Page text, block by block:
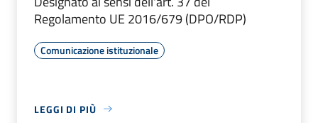
Regolamento UE 2016/679 (DPO/RDP)
Comunicazione istituzionale
LEGGI DI PIÙ